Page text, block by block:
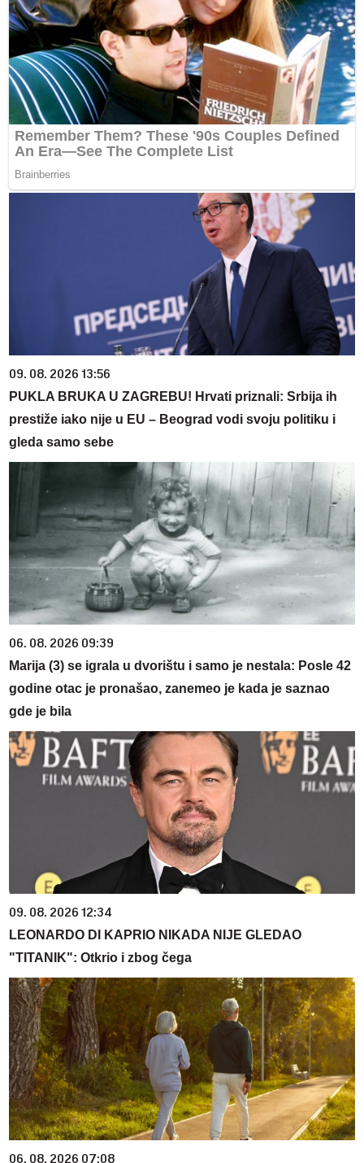
09. 08. 2026 13:56
PUKLA BRUKA U ZAGREBU! Hrvati priznali: Srbija ih
prestiže iako nije u EU – Beograd vodi svoju politiku i
gleda samo sebe
06. 08. 2026 09:39
Marija (3) se igrala u dvorištu i samo je nestala: Posle 42
godine otac je pronašao, zanemeo je kada je saznao
gde je bila
09. 08. 2026 12:34
LEONARDO DI KAPRIO NIKADA NIJE GLEDAO
"TITANIK": Otkrio i zbog čega
06. 08. 2026 07:08